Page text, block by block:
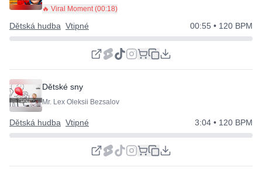
🔥 Viral Moment (00:18)
Dětská hudba Vtipné 00:55 • 120 BPM
Dětské sny
Mr. Lex Oleksii Bezsalov
Dětská hudba Vtipné 3:04 • 120 BPM